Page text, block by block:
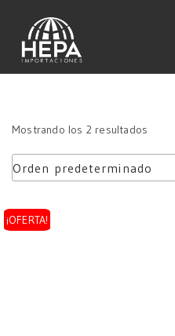
Saltar
contenido
Mostrando los 2 resultados
¡OFERTA!